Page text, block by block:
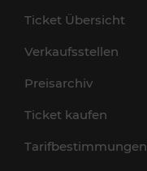
Ticket Übersicht
Verkaufsstellen
Preisarchiv
Ticket kaufen
Tarifbestimmungen